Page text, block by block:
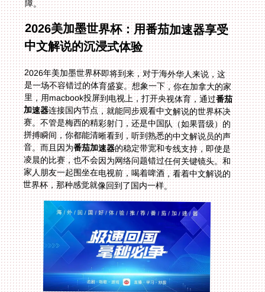
障。
2026美加墨世界杯：用番茄加速器享受
中文解说的沉浸式体验
2026年美加墨世界杯即将到来，对于海外华人来说，这
是一场不容错过的体育盛宴。想象一下，你在加拿大的家
里，用macbook投屏到电视上，打开央视体育，通过番茄
加速器连接国内节点，就能同步观看中文解说的世界杯决
赛。不管是梅西的精彩射门，还是中国队（如果晋级）的
拼搏瞬间，你都能清晰看到，听到熟悉的中文解说员的声
音。而且因为番茄加速器的稳定带宽和专线支持，即使是
凌晨的比赛，也不会因为网络问题错过任何关键镜头。和
家人朋友一起围坐在电视前，喝着啤酒，看着中文解说的
世界杯，那种感觉就像回到了国内一样。